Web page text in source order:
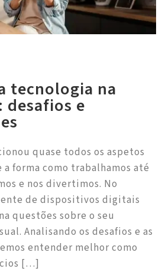
tecnologia na
desafios e
quase todos os aspetos
a forma como trabalhamos até
e nos divertimos. No
de dispositivos digitais
questões sobre o seu
Analisando os desafios e as
entender melhor como
[…]